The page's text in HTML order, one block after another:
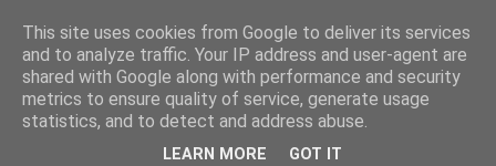
This site uses cookies from Google to deliver its services
and to analyze traffic. Your IP address and user-agent are
shared with Google along with performance and security
metrics to ensure quality of service, generate usage
statistics, and to detect and address abuse.
LEARN MORE GOT IT